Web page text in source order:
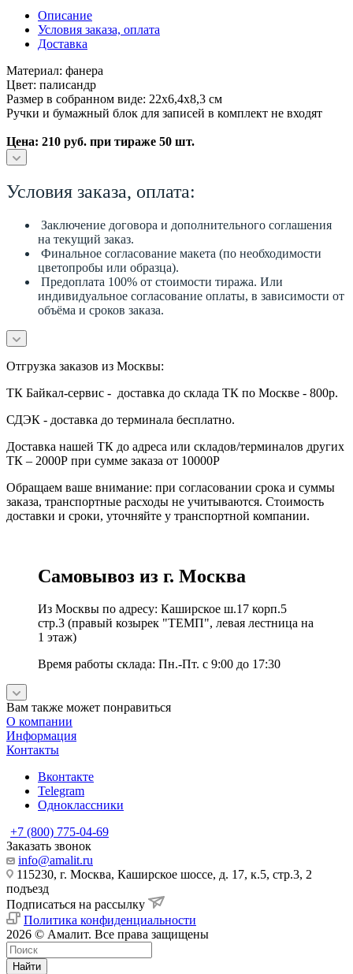
Описание
Условия заказа, оплата
Доставка
Материал: фанера
Цвет: палисандр
Размер в собранном виде: 22х6,4х8,3 см
Ручки и бумажный блок для записей в комплект не входят
Цена: 210 руб. при тираже 50 шт.
Условия заказа, оплата:
Заключение договора и дополнительного соглашения
на текущий заказ.
Финальное согласование макета (по необходимости
цветопробы или образца).
Предоплата 100% от стоимости тиража. Или
индивидуальное согласование оплаты, в зависимости от
объёма и сроков заказа.
Отгрузка заказов из Москвы:
ТК Байкал-сервис - доставка до склада ТК по Москве - 800р.
СДЭК - доставка до терминала бесплатно.
Доставка нашей ТК до адреса или складов/терминалов других
ТК – 2000Р при сумме заказа от 10000Р
Обращаем ваше внимание: при согласовании срока и суммы
заказа, транспортные расходы не учитываются. Стоимость
доставки и сроки, уточняйте у транспортной компании.
Самовывоз из г. Москва
Из Москвы по адресу: Каширское ш.17 корп.5
стр.3 (правый козырек "ТЕМП", левая лестница на
1 этаж)
Время работы склада: Пн.-Пт. с 9:00 до 17:30
Вам также может понравиться
О компании
Информация
Контакты
Вконтакте
Telegram
Одноклассники
+7 (800) 775-04-69
Заказать звонок
info@amalit.ru
115230, г. Москва, Каширское шоссе, д. 17, к.5, стр.3, 2
подъезд
Подписаться на рассылку
Политика конфиденциальности
2026 © Амалит. Все права защищены
Найти